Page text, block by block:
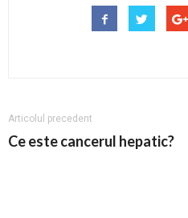
Articolul precedent
Ce este cancerul hepatic?